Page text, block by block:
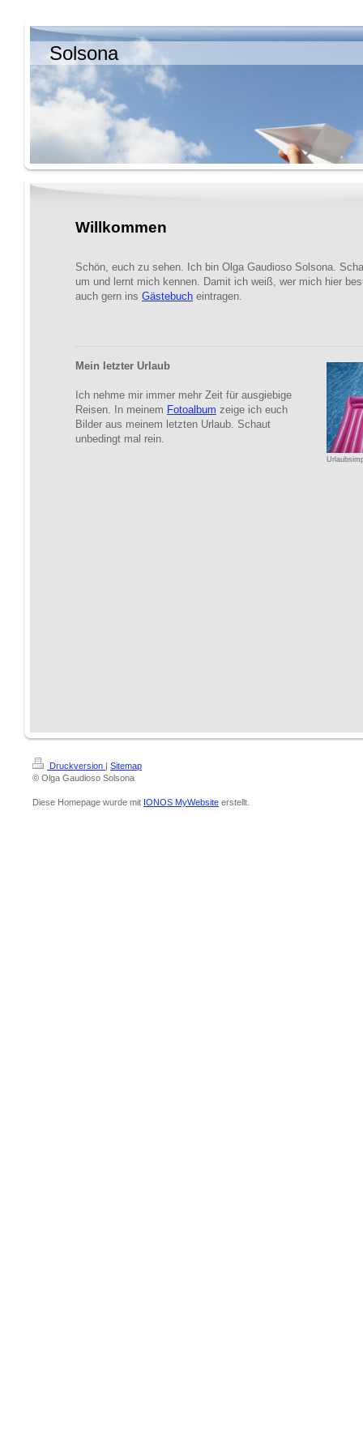
Solsona
Willkommen
Schön, euch zu sehen. Ich bin Olga Gaudioso Solsona.
um und lernt mich kennen. Damit ich weiß, wer mich hier
auch gern ins Gästebuch eintragen.
Mein letzter Urlaub
Ich nehme mir immer mehr Zeit für ausgiebige
Reisen. In meinem Fotoalbum zeige ich euch
Bilder aus meinem letzten Urlaub. Schaut
unbedingt mal rein.
Druckversion | Sitemap
© Olga Gaudioso Solsona
Diese Homepage wurde mit IONOS MyWebsite erstellt.